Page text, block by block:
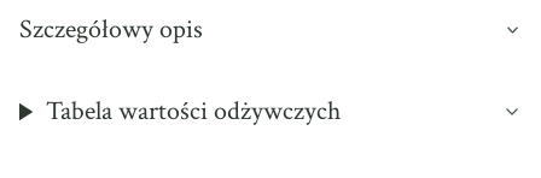
Szczegółowy opis
Tabela wartości odżywczych